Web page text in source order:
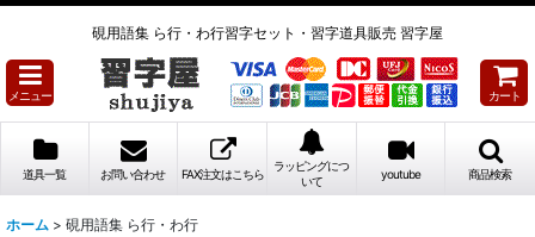
硯用語集 ら行・わ行習字セット・習字道具販売 習字屋
メニュー カート
道具一覧 お問い合わせ FAX注文はこちら
ラッピングにつ
いて
youtube 商品検索
ホーム > 硯用語集 ら行・わ行